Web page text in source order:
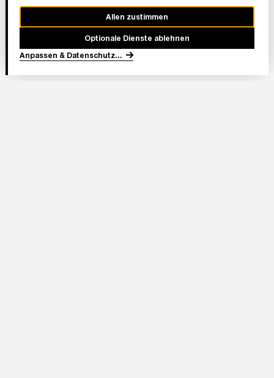
Allen zustimmen
Optionale Dienste ablehnen
Anpassen & Datenschutz...